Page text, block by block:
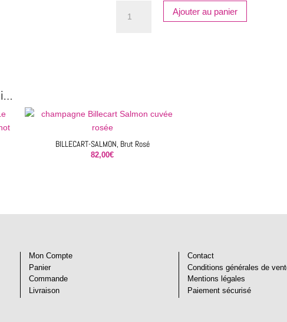
Ajouter au panier
BILLECART-SALMON, Brut Rosé
82,00€
Mon Compte
Panier
Commande
Livraison
Contact
Conditions générales de
Mentions légales
Paiement sécurisé